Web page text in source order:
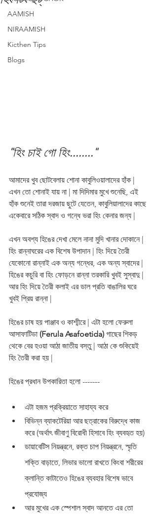
AAMISH
NIRAAMISH
Kicthen Tips
Blogs
"হিং চাই গো হিং........"
আমাদের খুব ছোটবেলায় শোনা কাবুলিওয়ালাদের হাঁক |
এখন তো শোনাই যায় না | মা দিদিমার মুখে শুনেছি, এই
হাঁক শুনেই তারা দরজায় ছুটে যেতেন, কাবুলিয়ালাদের কাছে
একেবারে সঠিক স্বাদ ও গন্ধে ভরা হিং কেনার জন্য |
এখন অবশ্য হিঙের দেখা মেলে নানা মুদি খানার দোকানে |
হিং রান্নাঘরের এক বিশেষ উপাদান | হিং দিয়ে তৈরী
যেকোনো রান্নাই এক অন্য গন্ধের, এক অন্য স্বাদের |
হিঙের কচুরি বা হিং ফোড়নে রান্না তরকারি খুবই সুস্বাদু |
আর হিং দিয়ে তৈরী কলাই এর ডাল প্রতি বাঙালির ঘরে
খুবই প্রিয় রান্না |
হিঙের চাষ হয় পাঞ্জাব ও কাশ্মীরে | এটা হলো ফেরুলা
আসাফাটিডা (Ferula Asafoetida) গাছের শিকড়
থেকে বের হওয়া আঠা জাতীয় বস্তু | আঠা কে শুকিয়েই
হিং তৈরী করা হয় |
হিঙের প্রধান উপকারিতা হলো -------
এটা হজম প্রক্রিয়াতে সাহায্য করে
বিভিন্ন ব্যাকটেরিয়া আর ছত্রাকের বিরুদ্ধে কাজ
করে (অর্থাৎ জীবাণু বিরোধী হিসাবে হিং ব্যবহৃত হয়)
ডায়াবেটিস নিয়ন্ত্রনে, রক্ত চাপ নিয়ন্ত্রনে, স্মৃতি
শক্তি বাড়াতে, লিভার ভালো রাখতে কিংবা শরীরের
ক্লান্তি কাটাতেও হিঙের ব্যবহার বিশেষ ভাবে
প্রযোজ্য
আর মুখের এক স্পেশাল স্বাদ আনতে এর তো